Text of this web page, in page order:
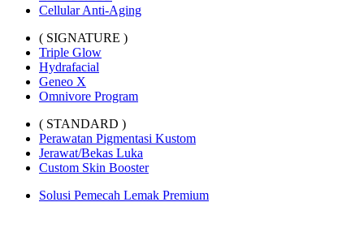
Cellular Anti-Aging
( SIGNATURE )
Triple Glow
Hydrafacial
Geneo X
Omnivore Program
( STANDARD )
Perawatan Pigmentasi Kustom
Jerawat/Bekas Luka
Custom Skin Booster
Solusi Pemecah Lemak Premium